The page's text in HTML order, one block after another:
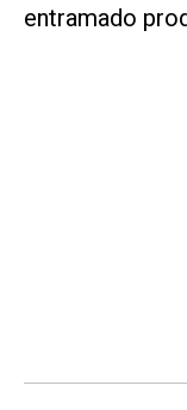
entramado